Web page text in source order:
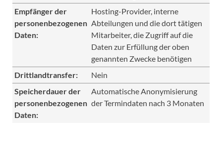
Empfänger der
personenbezogenen
Daten:
Hosting-Provider, interne
Abteilungen und die dort tätigen
Mitarbeiter, die Zugriff auf die
Daten zur Erfüllung der oben
genannten Zwecke benötigen
Drittlandtransfer:
Nein
Speicherdauer der
personenbezogenen
Daten:
Automatische Anonymisierung
der Termindaten nach 3 Monaten